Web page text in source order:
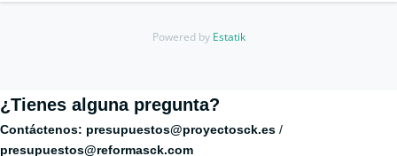
Powered by Estatik
¿Tienes alguna pregunta?
Contáctenos: presupuestos@proyectosck.es /
presupuestos@reformasck.com